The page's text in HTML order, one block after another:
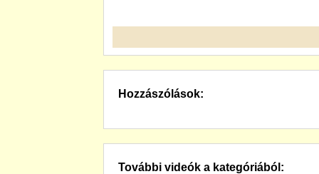
Hozzászólások:
További videók a kategóriából: